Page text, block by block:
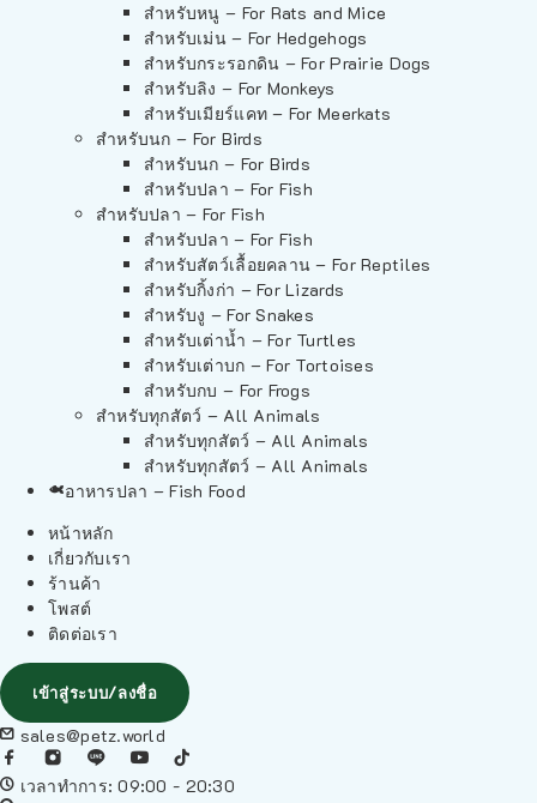
สำหรับหนู – For Rats and Mice
สำหรับเม่น – For Hedgehogs
สำหรับกระรอกดิน – For Prairie Dogs
สำหรับลิง – For Monkeys
สำหรับเมียร์แคท – For Meerkats
สำหรับนก – For Birds
สำหรับนก – For Birds
สำหรับปลา – For Fish
สำหรับปลา – For Fish
สำหรับปลา – For Fish
สำหรับสัตว์เลื้อยคลาน – For Reptiles
สำหรับกิ้งก่า – For Lizards
สำหรับงู – For Snakes
สำหรับเต่าน้ำ – For Turtles
สำหรับเต่าบก – For Tortoises
สำหรับกบ – For Frogs
สำหรับทุกสัตว์ – All Animals
สำหรับทุกสัตว์ – All Animals
สำหรับทุกสัตว์ – All Animals
อาหารปลา – Fish Food
หน้าหลัก
เกี่ยวกับเรา
ร้านค้า
โพสต์
ติดต่อเรา
เข้าสู่ระบบ/ลงชื่อ
sales@petz.world
เวลาทำการ: 09:00 - 20:30